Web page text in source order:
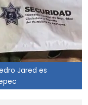
Jared es